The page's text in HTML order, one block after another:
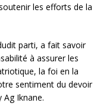
les efforts de la
parti, a fait savoir
à assurer les
la foi en la
sentiment du devoir
Iknane.